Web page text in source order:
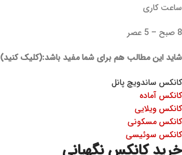
ساعت کاری
8 صبح – 5 عصر
شاید این مطالب هم برای شما مفید باشد:(کلیک کنید)
کانکس ساندویچ پانل
کانکس آماده
کانکس ویلایی
کانکس مسکونی
کانکس سوئیسی